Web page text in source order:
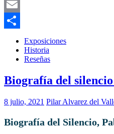
Bluesky
Email
Compartir
Exposiciones
Historia
Reseñas
Biografía del
8 julio, 2021 Pilar Alvarez del
Biografía del Silencio,